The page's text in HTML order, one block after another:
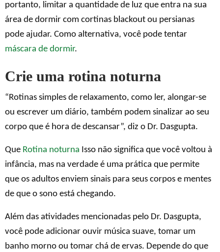
portanto, limitar a quantidade de luz que entra na sua
área de dormir com cortinas blackout ou persianas
pode ajudar. Como alternativa, você pode tentar
máscara de dormir.
Crie uma rotina noturna
“Rotinas simples de relaxamento, como ler, alongar-se
ou escrever um diário, também podem sinalizar ao seu
corpo que é hora de descansar”, diz o Dr. Dasgupta.
Que Rotina noturna Isso não significa que você voltou à
infância, mas na verdade é uma prática que permite
que os adultos enviem sinais para seus corpos e mentes
de que o sono está chegando.
Além das atividades mencionadas pelo Dr. Dasgupta,
você pode adicionar ouvir música suave, tomar um
banho morno ou tomar chá de ervas. Depende do que